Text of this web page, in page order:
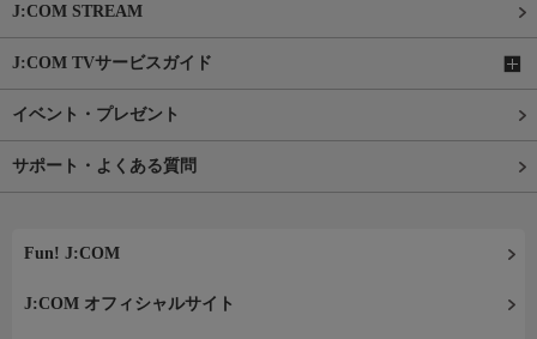
J:COM STREAM
J:COM TVサービスガイド
イベント・プレゼント
サポート・よくある質問
Fun! J:COM
J:COM オフィシャルサイト